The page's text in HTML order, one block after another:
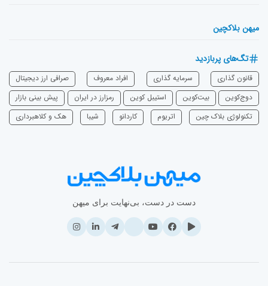
میهن بلاکچین
تگ‌های پربازدید
قانون گذاری سرمایه‌ گذاری افراد معروف
صرافی ارز دیجیتال
دوج‌کوین
بیت‌کوین استیبل کوین رمزارز در ایران
پیش بینی بازار
تکنولوژی بلاک چین
اتریوم ‌کاردانو شیبا هک و کلاهبرداری
دست در دست، بی‌نهایت برای میهن